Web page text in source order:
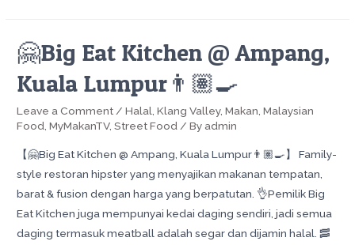
🤗Big Eat Kitchen @ Ampang,
Kuala Lumpur👨🏽‍🍳
Leave a Comment /Halal ,Klang Valley,Makan ,Malaysian
Food ,MyMakanTV,Street Food / By admin
【🤗Big Eat Kitchen @ Ampang, Kuala Lumpur👨🏽‍🍳】 Family-
style restoran hipster yang menyajikan makanan tempatan,
barat & fusion dengan harga yang berpatutan. 👌Pemilik Big
Eat Kitchen juga mempunyai kedai daging sendiri, jadi semua
daging termasuk meatball adalah segar dan dijamin halal. 🥓